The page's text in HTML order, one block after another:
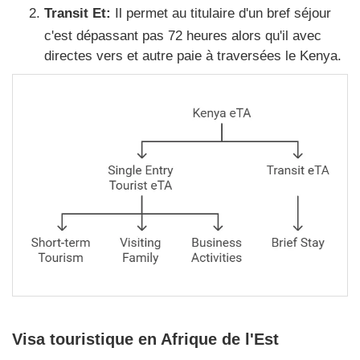
Transit Et: Il permet au titulaire d'un bref séjour
c'est dépassant pas 72 heures alors qu'il avec
directes vers et autre paie à traversées le Kenya.
Visa touristique en Afrique de l'Est